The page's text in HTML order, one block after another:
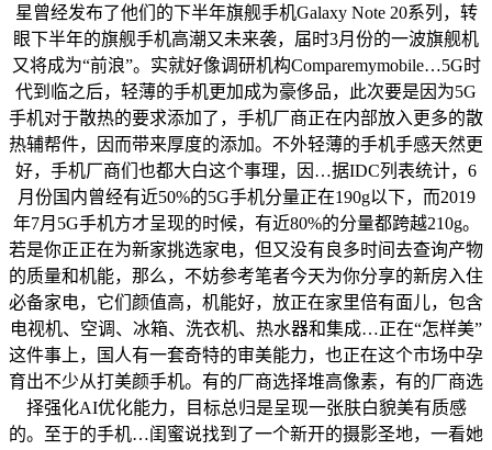
星曾经发布了他们的下半年旗舰手机Galaxy Note 20系列，转
眼下半年的旗舰手机高潮又未来袭，届时3月份的一波旗舰机
又将成为“前浪”。实就好像调研机构Comparemymobile…5G时
代到临之后，轻薄的手机更加成为豪侈品，此次要是因为5G
手机对于散热的要求添加了，手机厂商正在内部放入更多的散
热辅帮件，因而带来厚度的添加。不外轻薄的手机手感天然更
好，手机厂商们也都大白这个事理，因…据IDC列表统计，6
月份国内曾经有近50%的5G手机分量正在190g以下，而2019
年7月5G手机方才呈现的时候，有近80%的分量都跨越210g。
若是你正正在为新家挑选家电，但又没有良多时间去查询产物
的质量和机能，那么，不妨参考笔者今天为你分享的新房入住
必备家电，它们颜值高，机能好，放正在家里倍有面儿，包含
电视机、空调、冰箱、洗衣机、热水器和集成…正在“怎样美”
这件事上，国人有一套奇特的审美能力，也正在这个市场中孕
育出不少从打美颜手机。有的厂商选择堆高像素，有的厂商选
择强化AI优化能力，目标总归是呈现一张肤白貌美有质感
的。至于的手机…闺蜜说找到了一个新开的摄影圣地，一看她